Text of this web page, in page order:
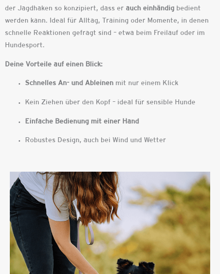
der Jagdhaken so konzipiert, dass er auch einhändig bedient
werden kann. Ideal für Alltag, Training oder Momente, in denen
schnelle Reaktionen gefragt sind – etwa beim Freilauf oder im
Hundesport.
Deine Vorteile auf einen Blick:
Schnelles An- und Ableinen mit nur einem Klick
Kein Ziehen über den Kopf – ideal für sensible Hunde
Einfache Bedienung mit einer Hand
Robustes Design, auch bei Wind und Wetter